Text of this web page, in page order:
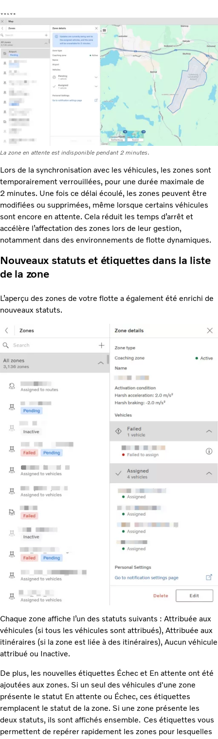
La zone en attente est indisponible pendant 2 minutes.
Lors de la synchronisation avec les véhicules, les zones sont
temporairement verrouillées, pour une durée maximale de
2 minutes. Une fois ce délai écoulé, les zones peuvent être
modifiées ou supprimées, même lorsque certains véhicules
sont encore en attente. Cela réduit les temps d’arrêt et
accélère l’affectation des zones lors de leur gestion,
notamment dans des environnements de flotte dynamiques.
Nouveaux statuts et étiquettes dans la liste
de la zone
L’aperçu des zones de votre flotte a également été enrichi de
nouveaux statuts.
Chaque zone affiche l’un des statuts suivants : Attribuée aux
véhicules (si tous les véhicules sont attribués), Attribuée aux
itinéraires (si la zone est liée à des itinéraires), Aucun véhicule
attribué ou Inactive.
De plus, les nouvelles étiquettes Échec et En attente ont été
ajoutées aux zones. Si un seul des véhicules d'une zone
présente le statut En attente ou Échec, ces étiquettes
remplacent le statut de la zone. Si une zone présente les
deux statuts, ils sont affichés ensemble. Ces étiquettes vous
permettent de repérer rapidement les zones pour lesquelles